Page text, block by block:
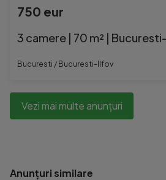
750 eur
3 camere | 70 m² |
Bucuresti / Bucuresti-Ilfov
Vezi mai multe anunțuri
Anunțuri similare